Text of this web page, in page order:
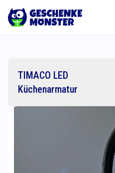
TIMACO LED
Küchenarmatur